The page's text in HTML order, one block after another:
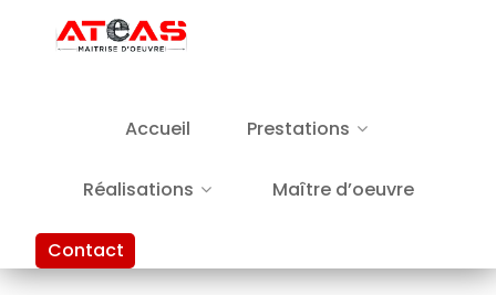
Accueil Prestations
Réalisations Maître d’oeuvre
Contact